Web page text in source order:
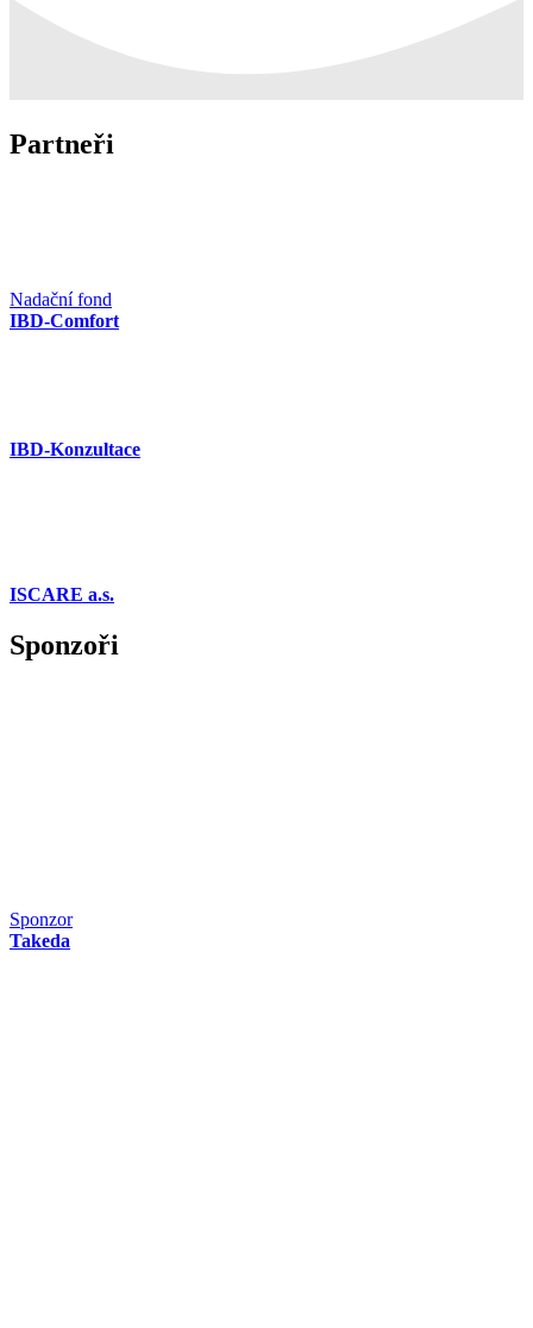
Partneři
Nadační fond
IBD-Comfort
IBD-Konzultace
ISCARE a.s.
Sponzoři
Sponzor
Takeda